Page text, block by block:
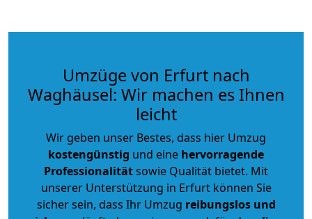
Umzüge von Erfurt nach
Waghäusel: Wir machen es Ihnen
leicht
Wir geben unser Bestes, dass hier Umzug
kostengünstig und eine hervorragende
Professionalitätsowie Qualität bietet. Mit
unserer Unterstützung in Erfurt können Sie
sicher sein, dass Ihr Umzug reibungslos und